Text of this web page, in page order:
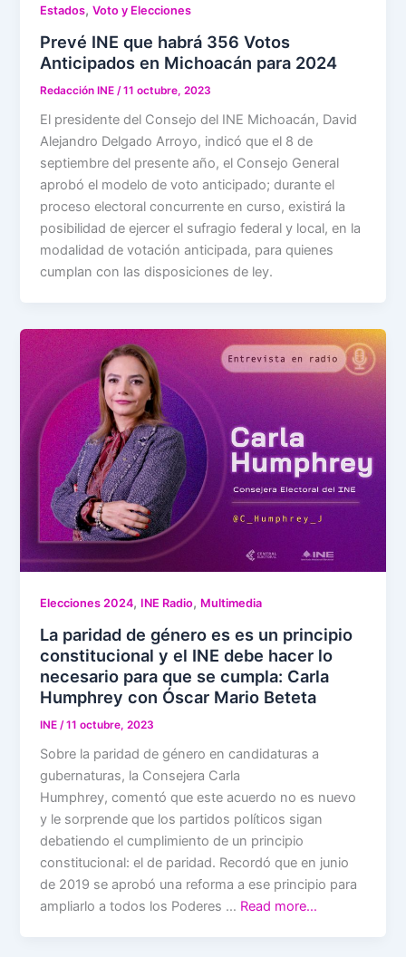
Estados,Voto y Elecciones
Prevé INE que habrá 356 Votos
Anticipados en Michoacán para 2024
Redacción INE /11 octubre, 2023
El presidente del Consejo del INE Michoacán, David
Alejandro Delgado Arroyo, indicó que el 8 de
septiembre del presente año, el Consejo General
aprobó el modelo de voto anticipado; durante el
proceso electoral concurrente en curso, existirá la
posibilidad de ejercer el sufragio federal y local, en la
modalidad de votación anticipada, para quienes
cumplan con las disposiciones de ley.
Elecciones 2024, INE Radio, Multimedia
La paridad de género es es un principio
constitucional y el INE debe hacer lo
necesario para que se cumpla: Carla
Humphrey con Óscar Mario Beteta
INE /11 octubre, 2023
Sobre la paridad de género en candidaturas a
gubernaturas, la Consejera Carla
Humphrey, comentó que este acuerdo no es nuevo
y le sorprende que los partidos políticos sigan
debatiendo el cumplimiento de un principio
constitucional: el de paridad. Recordó que en junio
de 2019 se aprobó una reforma a ese principio para
ampliarlo a todos los Poderes … Read more…